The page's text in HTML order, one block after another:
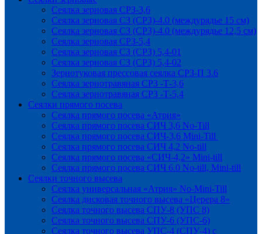
Сеялка зерновая СРЗ-3,6
Сеялка зерновая СЗ (СРЗ)-4.0 (междурядье 15 см)
Сеялка зерновая СЗ (СРЗ)-4.0 (междурядье 12,5 см)
Сеялка зерновая СРЗ-5,4
Сеялка зерновая СЗ (СРЗ) 5,4-01
Сеялка зерновая СЗ (СРЗ) 5,4-02
Зернотуковая прессовая сеялка СРЗ-П 3.6
Сеялка зернотравяная СРЗ -Т-3,6
Сеялка зернотравяная СРЗ -Т-5,4
Сеялки прямого посева
Сеялка прямого посева «Атрия»
Сеялка прямого посева СИЧ 3,6 No-Till
Сеялка прямого посева СИЧ-3,6 Mini-Till
Сеялка прямого посева СИЧ 4,2 No-till
Сеялка прямого посева «СИЧ-4,2» Mini-till
Сеялка прямого посева СИЧ 6.0 No-till, Mini-till
Сеялки точного высева
Сеялка универсальная «Атрия» No-Mini-Till
Сеялка дисковая точного высева «Церера 8»
Сеялка точного высева СПУ-8 (УПС 8)
Сеялка точного высева СПУ-6 (УПС-6)
Сеялка точного высева УПС-4 (СПУ-4) с